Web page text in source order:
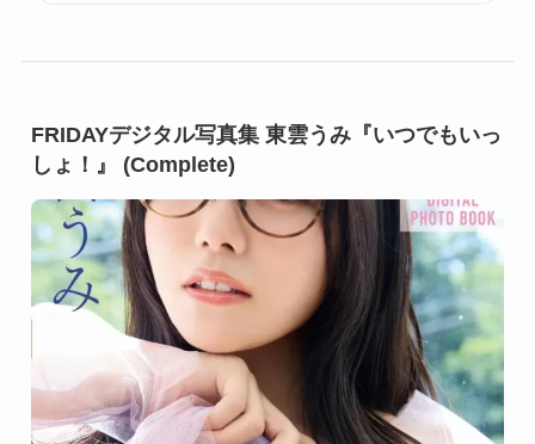
FRIDAYデジタル写真集 東雲うみ『いつでもいっ
しょ！』 (Complete)